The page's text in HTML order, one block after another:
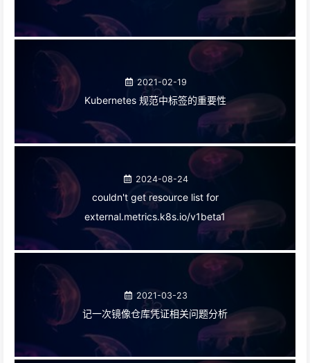
2021-02-19
Kubernetes 规范中标签的重要性
2024-08-24
couldn't get resource list for
external.metrics.k8s.io/v1beta1
2021-03-23
记一次镜像仓库凭证相关问题分析